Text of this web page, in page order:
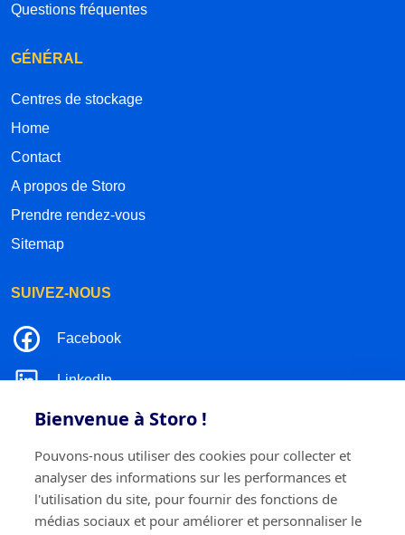
Bienvenue à Storo !
Pouvons-nous utiliser des cookies pour collecter et
analyser des informations sur les performances et
l'utilisation du site, pour fournir des fonctions de
médias sociaux et pour améliorer et personnaliser le
Questions fréquentes
GÉNÉRAL
Centres de stockage
Home
Contact
A propos de Storo
Prendre rendez-vous
Sitemap
SUIVEZ-NOUS
Facebook
LinkedIn
Instagram
TikTok